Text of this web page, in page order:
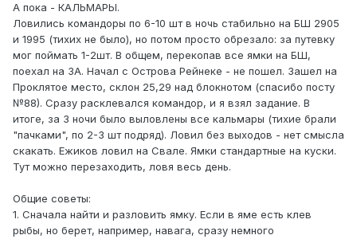
А пока - КАЛЬМАРЫ.
Ловились командоры по 6-10 шт в ночь стабильно на БШ 2905
и 1995 (тихих не было), но потом просто обрезало: за путевку
мог поймать 1-2шт. В общем, перекопав все ямки на БШ,
поехал на ЗА. Начал с Острова Рейнеке - не пошел. Зашел на
Проклятое место, склон 25,29 над блокнотом (спасибо посту
№88). Сразу расклевался командор, и я взял задание. В
итоге, за 3 ночи было выловлены все кальмары (тихие брали
"пачками", по 2-3 шт подряд). Ловил без выходов - нет смысла
скакать. Ежиков ловил на Свале. Ямки стандартные на куски.
Тут можно перезаходить, ловя весь день.
Общие советы:
1. Сначала найти и разловить ямку. Если в яме есть клев
рыбы, но берет, например, навага, сразу немного